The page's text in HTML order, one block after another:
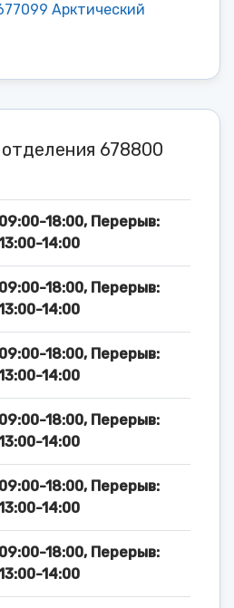
Арктический
678800
09:00-18:00, Перерыв:
14:00
09:00-18:00, Перерыв:
14:00
09:00-18:00, Перерыв:
14:00
09:00-18:00, Перерыв:
14:00
09:00-18:00, Перерыв:
14:00
09:00-18:00, Перерыв:
14:00